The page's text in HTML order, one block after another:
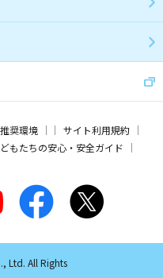
推奨環境
サイト利用規約
もたちの安心・安全ガイド
Ltd. All Rights